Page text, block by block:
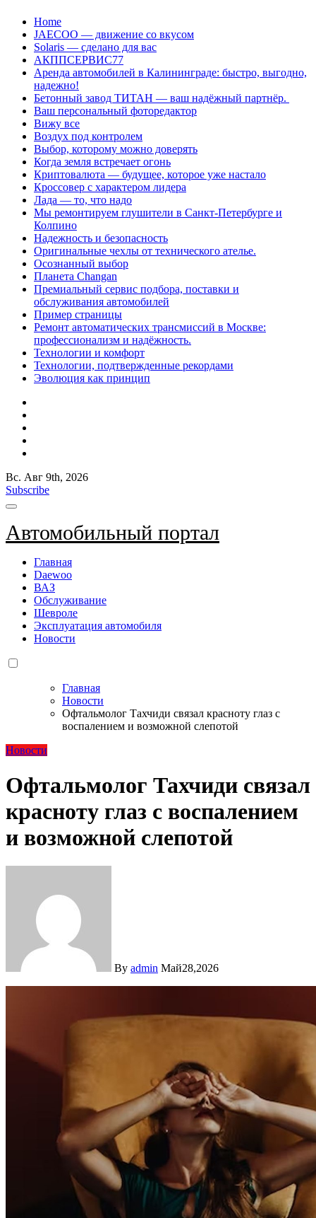
Перейти
содержанию
Home
JAECOO — движение со вкусом
Solaris — сделано для вас
АКППСЕРВИС77
Аренда автомобилей в Калининграде: быстро, выгодно,
надежно!
Бетонный завод ТИТАН — ваш надёжный партнёр.
Ваш персональный фоторедактор
Вижу все
Воздух под контролем
Выбор, которому можно доверять
Когда земля встречает огонь
Криптовалюта — будущее, которое уже настало
Кроссовер с характером лидера
Лада — то, что надо
Мы ремонтируем глушители в Санкт-Петербурге и
Колпино
Надежность и безопасность
Оригинальные чехлы от технического ателье.
Осознанный выбор
Планета Changan
Премиальный сервис подбора, поставки и
обслуживания автомобилей
Пример страницы
Ремонт автоматических трансмиссий в Москве:
профессионализм и надёжность.
Технологии и комфорт
Технологии, подтвержденные рекордами
Эволюция как принцип
Вс. Авг 9th, 2026
Subscribe
Автомобильный портал
Главная
Daewoo
ВАЗ
Обслуживание
Шевроле
Эксплуатация автомобиля
Новости
Главная
Новости
Офтальмолог Тахчиди связал красноту глаз с
воспалением и возможной слепотой
Новости
Офтальмолог Тахчиди связал
красноту глаз с воспалением
и возможной слепотой
By admin Май28,2026